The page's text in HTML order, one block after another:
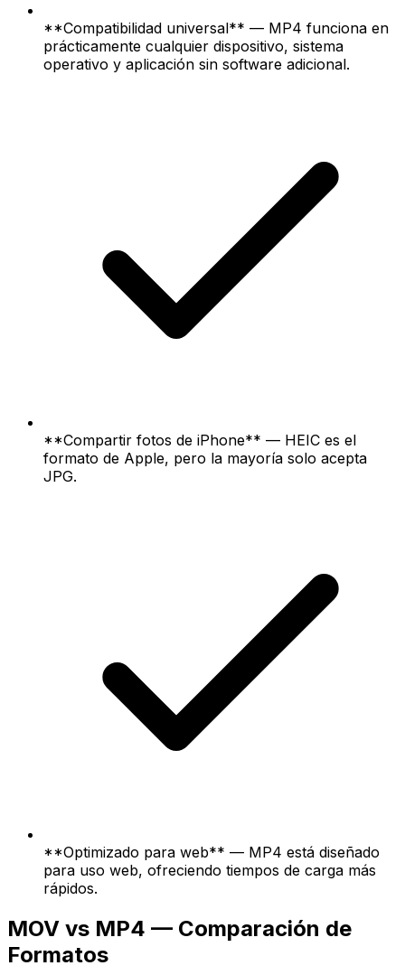
**Compatibilidad universal** — MP4 funciona en
prácticamente cualquier dispositivo, sistema
operativo y aplicación sin software adicional.
**Compartir fotos de iPhone** — HEIC es el
formato de Apple, pero la mayoría solo acepta
JPG.
**Optimizado para web** — MP4 está diseñado
para uso web, ofreciendo tiempos de carga más
rápidos.
MOV vs MP4 — Comparación de
Formatos